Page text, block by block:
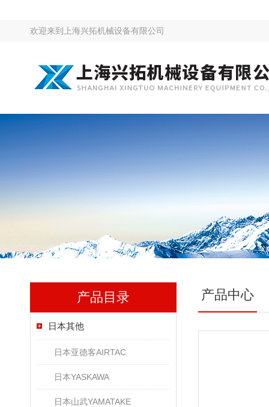
欢迎来到 上海兴拓机械设备有限公司
产品目录
日本其他
日本亚德客AIRTAC
日本YASKAWA
日本山武YAMATAKE
产品中心